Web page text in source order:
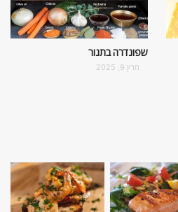
שפונדרה בתנור
מרץ 9, 2025